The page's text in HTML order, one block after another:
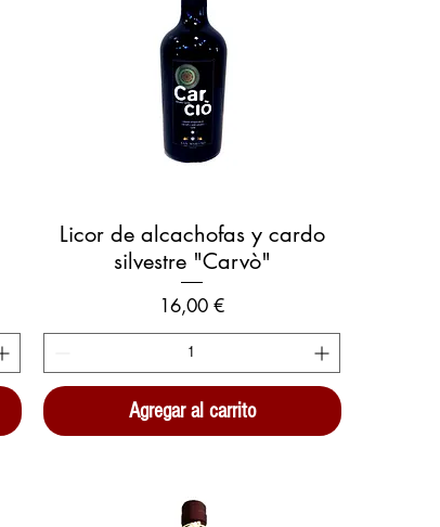
Vista rápida
Licor de alcachofas y cardo
silvestre "Carvò"
Precio
16,00 €
Agregar al carrito